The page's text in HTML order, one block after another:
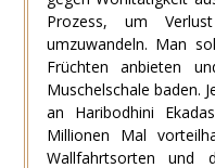
Prozess, um
umzuwandeln. Man
Früchten anbieten
Muschelschale baden.
an Haribodhini
Millionen Mal
Wallfahrtsorten und